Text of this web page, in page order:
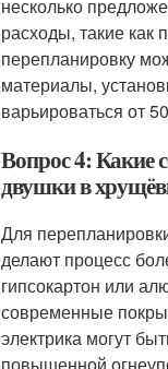
несколько
расходы, такие
перепланировку
материалы,
варьироваться от
Вопрос 4: Какие
двушки в
Для
делают процесс
гипсокартон или
современные
электрика могут